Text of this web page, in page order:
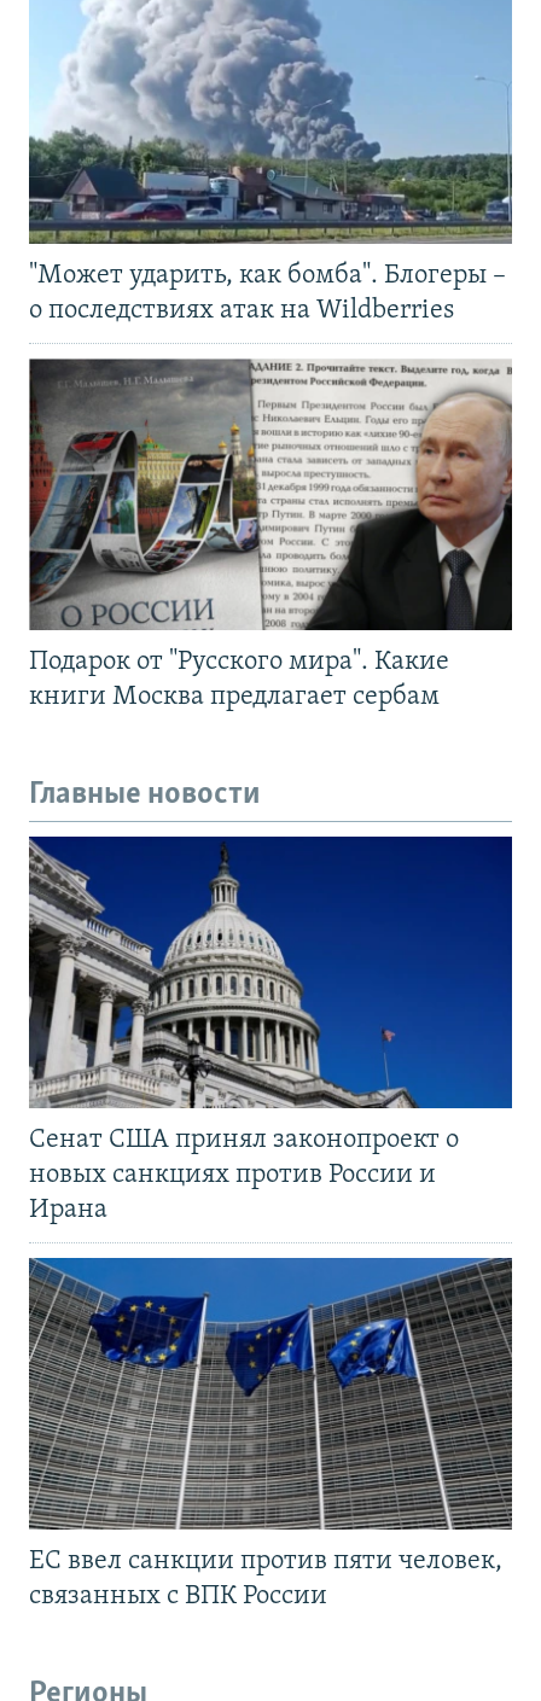
"Может ударить, как бомба". Блогеры –
о последствиях атак на Wildberries
Подарок от "Русского мира". Какие
книги Москва предлагает сербам
Главные новости
Сенат США принял законопроект о
новых санкциях против России и
Ирана
ЕС ввел санкции против пяти человек,
связанных с ВПК России
Регионы